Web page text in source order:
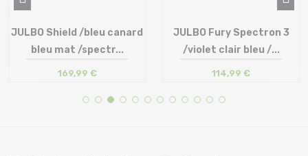
Taille en stock
JULBO Shield /bleu canard
bleu mat /spectr...
169,99 €
Taille en stock
JULBO Fury Spectron 3
/violet clair bleu /...
114,99 €